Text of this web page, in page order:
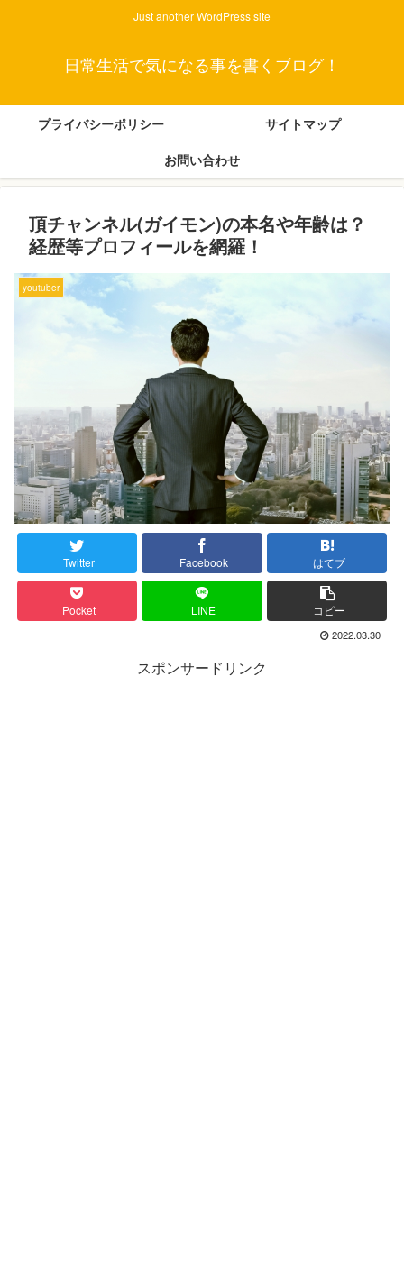
Just another WordPress site
日常生活で気になる事を書くブログ！
プライバシーポリシー
サイトマップ
お問い合わせ
頂チャンネル(ガイモン)の本名や年齢は？
経歴等プロフィールを網羅！
youtuber
Twitter Facebook はてブ
Pocket LINE コピー
2022.03.30
スポンサードリンク